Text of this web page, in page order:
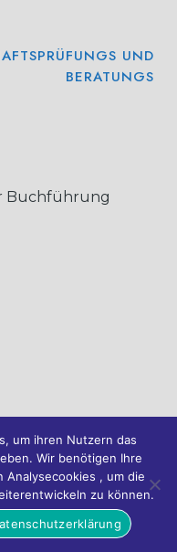
UND
BERATUNGS
Buchführung
und Beratungs GmbH
developer |
Cookie
um ihren Nutzern das
Wir benötigen Ihre
Analysecookies , um die
zu können.